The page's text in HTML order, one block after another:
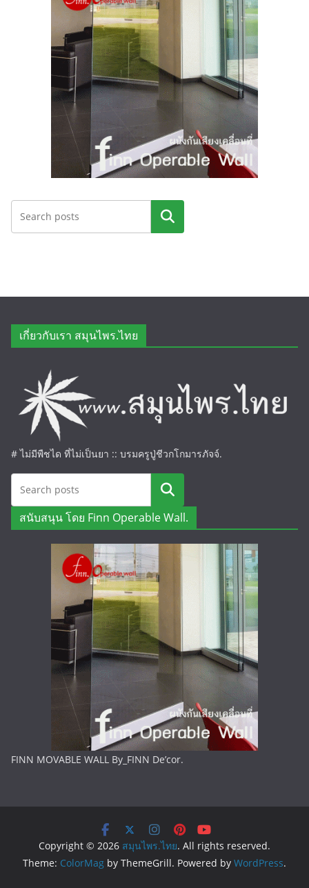
ค้นหา
เกี่ยวกับเรา สมุนไพร.ไทย
# ไม่มีพืชได ที่ไม่เป็นยา :: บรมครูปู่ชีวกโกมารภัจจ์.
ค้นหา
สนับสนุน โดย Finn Operable Wall.
FINN MOVABLE WALL By_FINN De’cor.
Copyright © 2026 สมุนไพร.ไทย. All rights reserved.
Theme: ColorMag by ThemeGrill. Powered by WordPress.